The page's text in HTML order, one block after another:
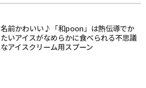
名前かわいい♪「和poon」は熱伝導でか
たいアイスがなめらかに食べられる不思議
なアイスクリーム用スプーン